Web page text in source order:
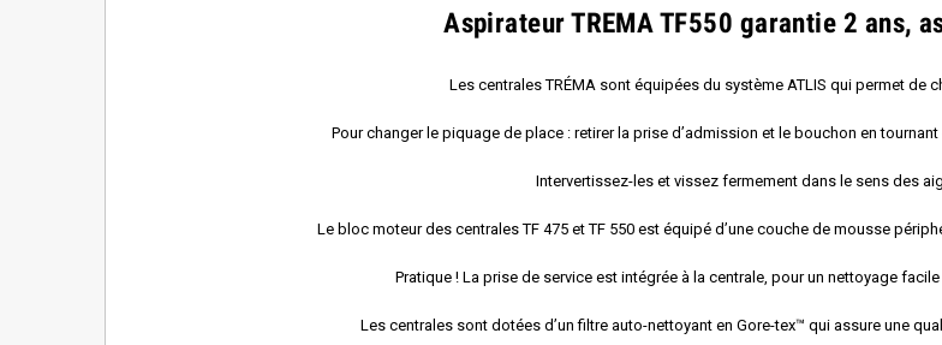
Aspirateur TREMATF550 garantie 2 ans,
Les centrales TRÉMA sont équipées du système ATLIS qui permet de
Pour changer le piquage de place : retirer la prise d’admission et le bouchon en
Intervertissez-les et vissez fermement dans le sens des
Le bloc moteur des centrales TF 475 et TF 550 est équipé d’une couche de mousse
Pratique ! La prise de service est intégrée à la centrale, pour un nettoyage
Les centrales sont dotées d’un filtre auto-nettoyant en Gore-tex™ qui assure une